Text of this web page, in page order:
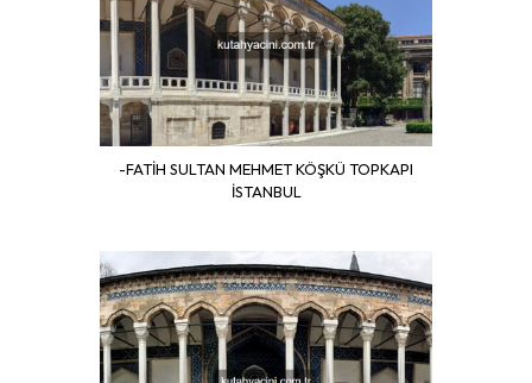
-FATİH SULTAN MEHMET KÖŞKÜ TOPKAPI
İSTANBUL